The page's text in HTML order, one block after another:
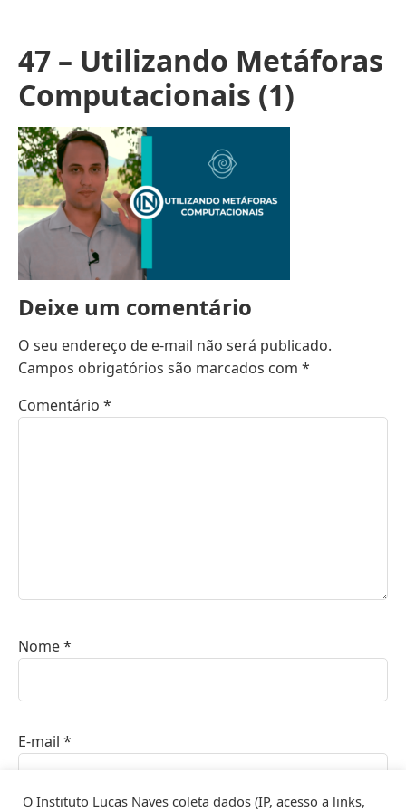
47 – Utilizando Metáforas
Computacionais (1)
Deixe um comentário
O seu endereço de e-mail não será publicado.
Campos obrigatórios são marcados com *
Comentário *
Nome*
E-mail *
O Instituto Lucas Naves coleta dados (IP, acesso a links,